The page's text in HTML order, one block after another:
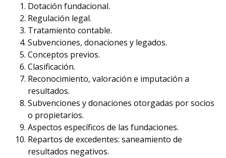
Dotación fundacional.
Regulación legal.
Tratamiento contable.
Subvenciones, donaciones y legados.
Conceptos previos.
Clasificación.
Reconocimiento, valoración e imputación a
resultados.
Subvenciones y donaciones otorgadas por socios
o propietarios.
Aspectos específicos de las fundaciones.
Repartos de excedentes: saneamiento de
resultados negativos.